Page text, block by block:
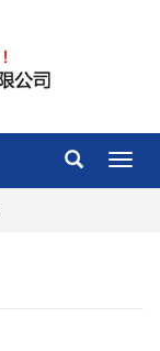
导
航